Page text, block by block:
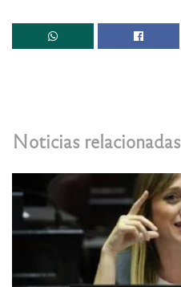
Noticias relacionadas